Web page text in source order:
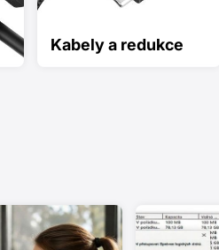
Kabely a redukce